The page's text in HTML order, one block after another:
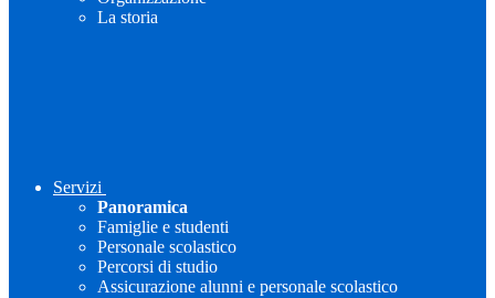
La storia
Servizi
Panoramica
Famiglie e studenti
Personale scolastico
Percorsi di studio
Assicurazione alunni e personale scolastico